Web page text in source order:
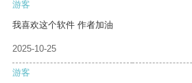
游客
我喜欢这个软件 作者加油
2025-10-25
游客